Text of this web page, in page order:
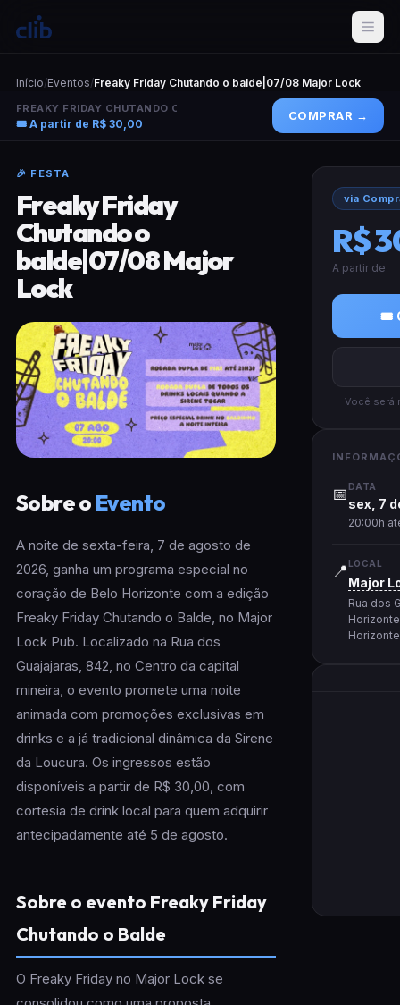
Início/Eventos/Freaky Friday Chutando o balde|07/08 Major Lock
FREAKY FRIDAY CHUTANDO O BALDE|0...
🎟 A partir de R$ 30,00
COMPRAR →
🎉 FESTA
Freaky Friday
Chutando o
balde|07/08 Major
Lock
Sobre o Evento
A noite de sexta-feira, 7 de agosto de
2026, ganha um programa especial no
coração de Belo Horizonte com a edição
Freaky Friday Chutando o Balde, no Major
Lock Pub. Localizado na Rua dos
Guajajaras, 842, no Centro da capital
mineira, o evento promete uma noite
animada com promoções exclusivas em
drinks e a já tradicional dinâmica da Sirene
da Loucura. Os ingressos estão
disponíveis a partir de R$ 30,00, com
cortesia de drink local para quem adquirir
antecipadamente até 5 de agosto.
Sobre o evento Freaky Friday
Chutando o Balde
O Freaky Friday no Major Lock se
via
R$
A partir de
🎟
Você será
📅DATA
sex, 7
20:00h
📍LOCAL
Major
Rua dos